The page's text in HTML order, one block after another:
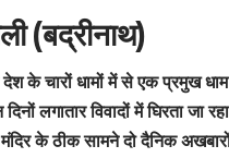
(बद्रीनाथ)
देश के चारों धामों में से एक प्रमुख धाम
दिनों लगातार विवादों में घिरता जा
के ठीक सामने दो दैनिक